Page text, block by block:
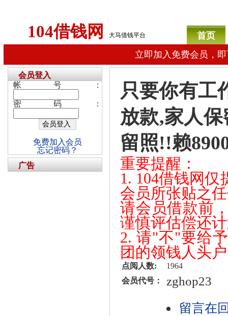
104借钱网 大马借钱平台
首页
立即加入免费会员，
只要你有工
放款,家人
留照!!赖
重要提醒：
1. 104借钱网
会员所张贴之
请会员借款前
谨慎评估偿还
2. 请"不"要给
团的领钱人头
点阅人数:
1964
会员代号：
zghop23
留言在
会员登入
帐号：
密码：
免费加入会员
忘记密码？
广告